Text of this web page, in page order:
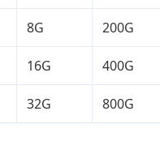
8G 200G
16G 400G
32G 800G